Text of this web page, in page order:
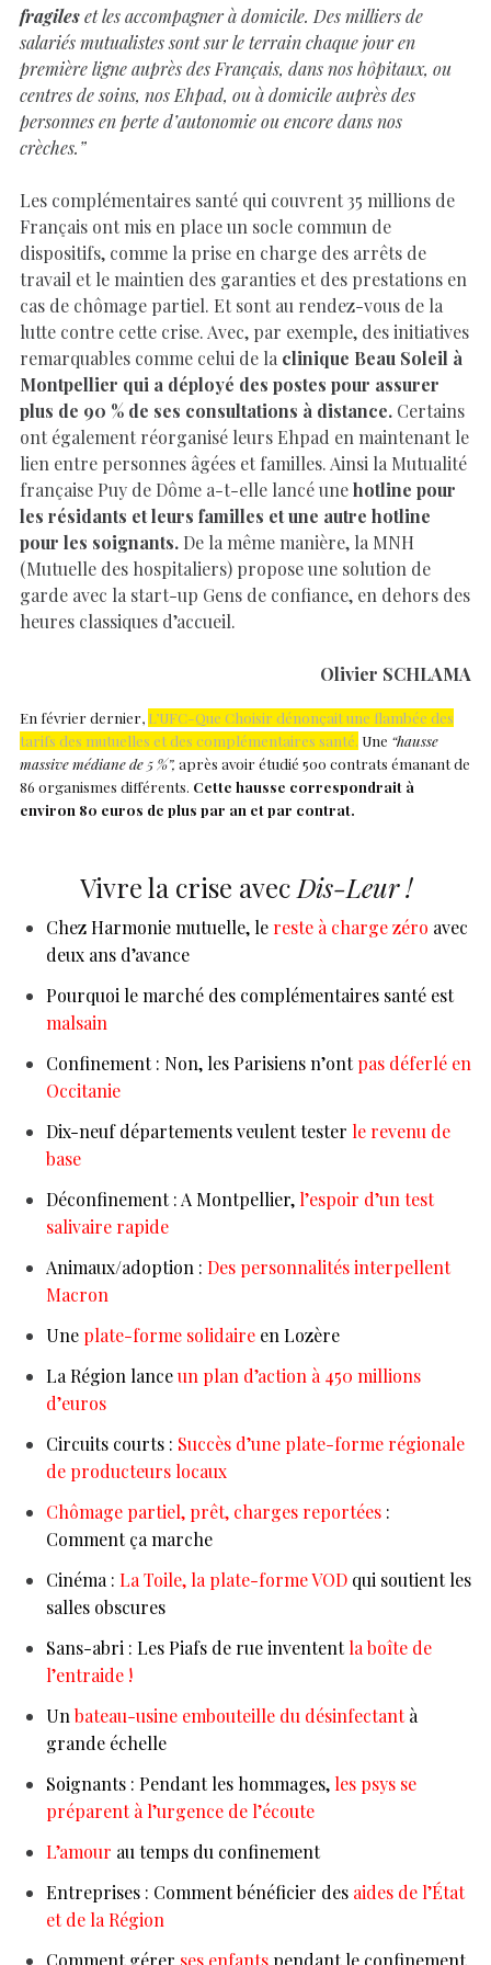
fragileset les accompagner à domicile. Des milliers de
salariés mutualistes sont sur le terrain chaque jour en
première ligne auprès des Français, dans nos hôpitaux, ou
centres de soins, nos Ehpad, ou à domicile auprès des
personnes en perte d’autonomie ou encore dans nos
crèches.”
Les complémentaires santé qui couvrent 35 millions de
Français ont mis en place un socle commun de
dispositifs, comme la prise en charge des arrêts de
travail et le maintien des garanties et des prestations en
cas de chômage partiel. Et sont au rendez-vous de la
lutte contre cette crise. Avec, par exemple, des initiatives
remarquables comme celui de la clinique Beau Soleil à
Montpellier qui a déployé des postes pour assurer
plus de 90 % de ses consultations à distance. Certains
ont également réorganisé leurs Ehpad en maintenant le
lien entre personnes âgées et familles. Ainsi la Mutualité
française Puy de Dôme a-t-elle lancé unehotline pour
les résidants et leurs familles et une autre hotline
pour les soignants. De la même manière, la MNH
(Mutuelle des hospitaliers) propose une solution de
garde avec la start-up Gens de confiance, en dehors des
heures classiques d’accueil.
Olivier SCHLAMA
En février dernier, L’UFC-Que Choisir dénonçait une flambée des
tarifs des mutuelles et des complémentaires santé. Une “hausse
massive médiane de 5 %”, après avoir étudié 500 contrats émanant de
86 organismes différents. Cette hausse correspondrait à
environ 80 euros de plus par an et par contrat.
Vivre la crise avec Dis-Leur !
Chez Harmonie mutuelle, le reste à charge zéro avec
deux ans d’avance
Pourquoi le marché des complémentaires santé est
malsain
Confinement : Non, les Parisiens n’ontpas déferlé en
Occitanie
Dix-neuf départements veulent tester le revenu de
base
Déconfinement : A Montpellier, l’espoir d’un test
salivaire rapide
Animaux/adoption : Des personnalités interpellent
Macron
Une plate-forme solidaire en Lozère
La Région lanceun plan d’action à 450 millions
d’euros
Circuits courts : Succès d’une plate-forme régionale
de producteurs locaux
Chômage partiel, prêt, charges reportées :
Comment ça marche
Cinéma : La Toile, la plate-forme VOD qui soutient les
salles obscures
Sans-abri : Les Piafs de rue invententla boîte de
l’entraide !
Un bateau-usine embouteille du désinfectantà
grande échelle
Soignants : Pendant les hommages, les psys se
préparent à l’urgence de l’écoute
L’amour au temps du confinement
Entreprises : Comment bénéficier des aides de l’État
et de la Région
Comment gérer ses enfants pendant le confinement